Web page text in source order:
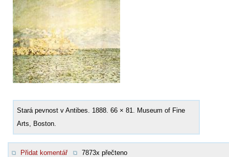
Stará pevnost v Antibes. 1888. 66 × 81. Museum of Fine
Arts, Boston.
Přidat komentář 7873x přečteno